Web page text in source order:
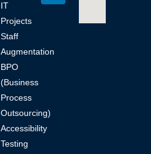
IT
Projects
Staff
Augmentation
BPO
(Business
Process
Outsourcing)
Accessibility
Testing